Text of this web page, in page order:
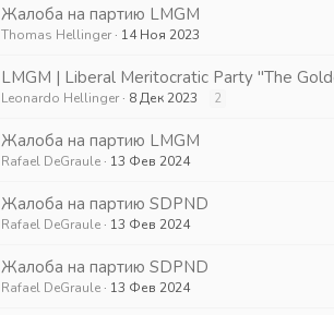
Жалоба на партию LMGM
Thomas Hellinger 14 Ноя 2023
LMGM | Liberal Meritocratic Party "The
Leonardo Hellinger 8 Дек 2023 2
Жалоба на партию LMGM
Rafael DeGraule 13 Фев 2024
Жалоба на партию SDPND
Rafael DeGraule 13 Фев 2024
Жалоба на партию SDPND
Rafael DeGraule 13 Фев 2024